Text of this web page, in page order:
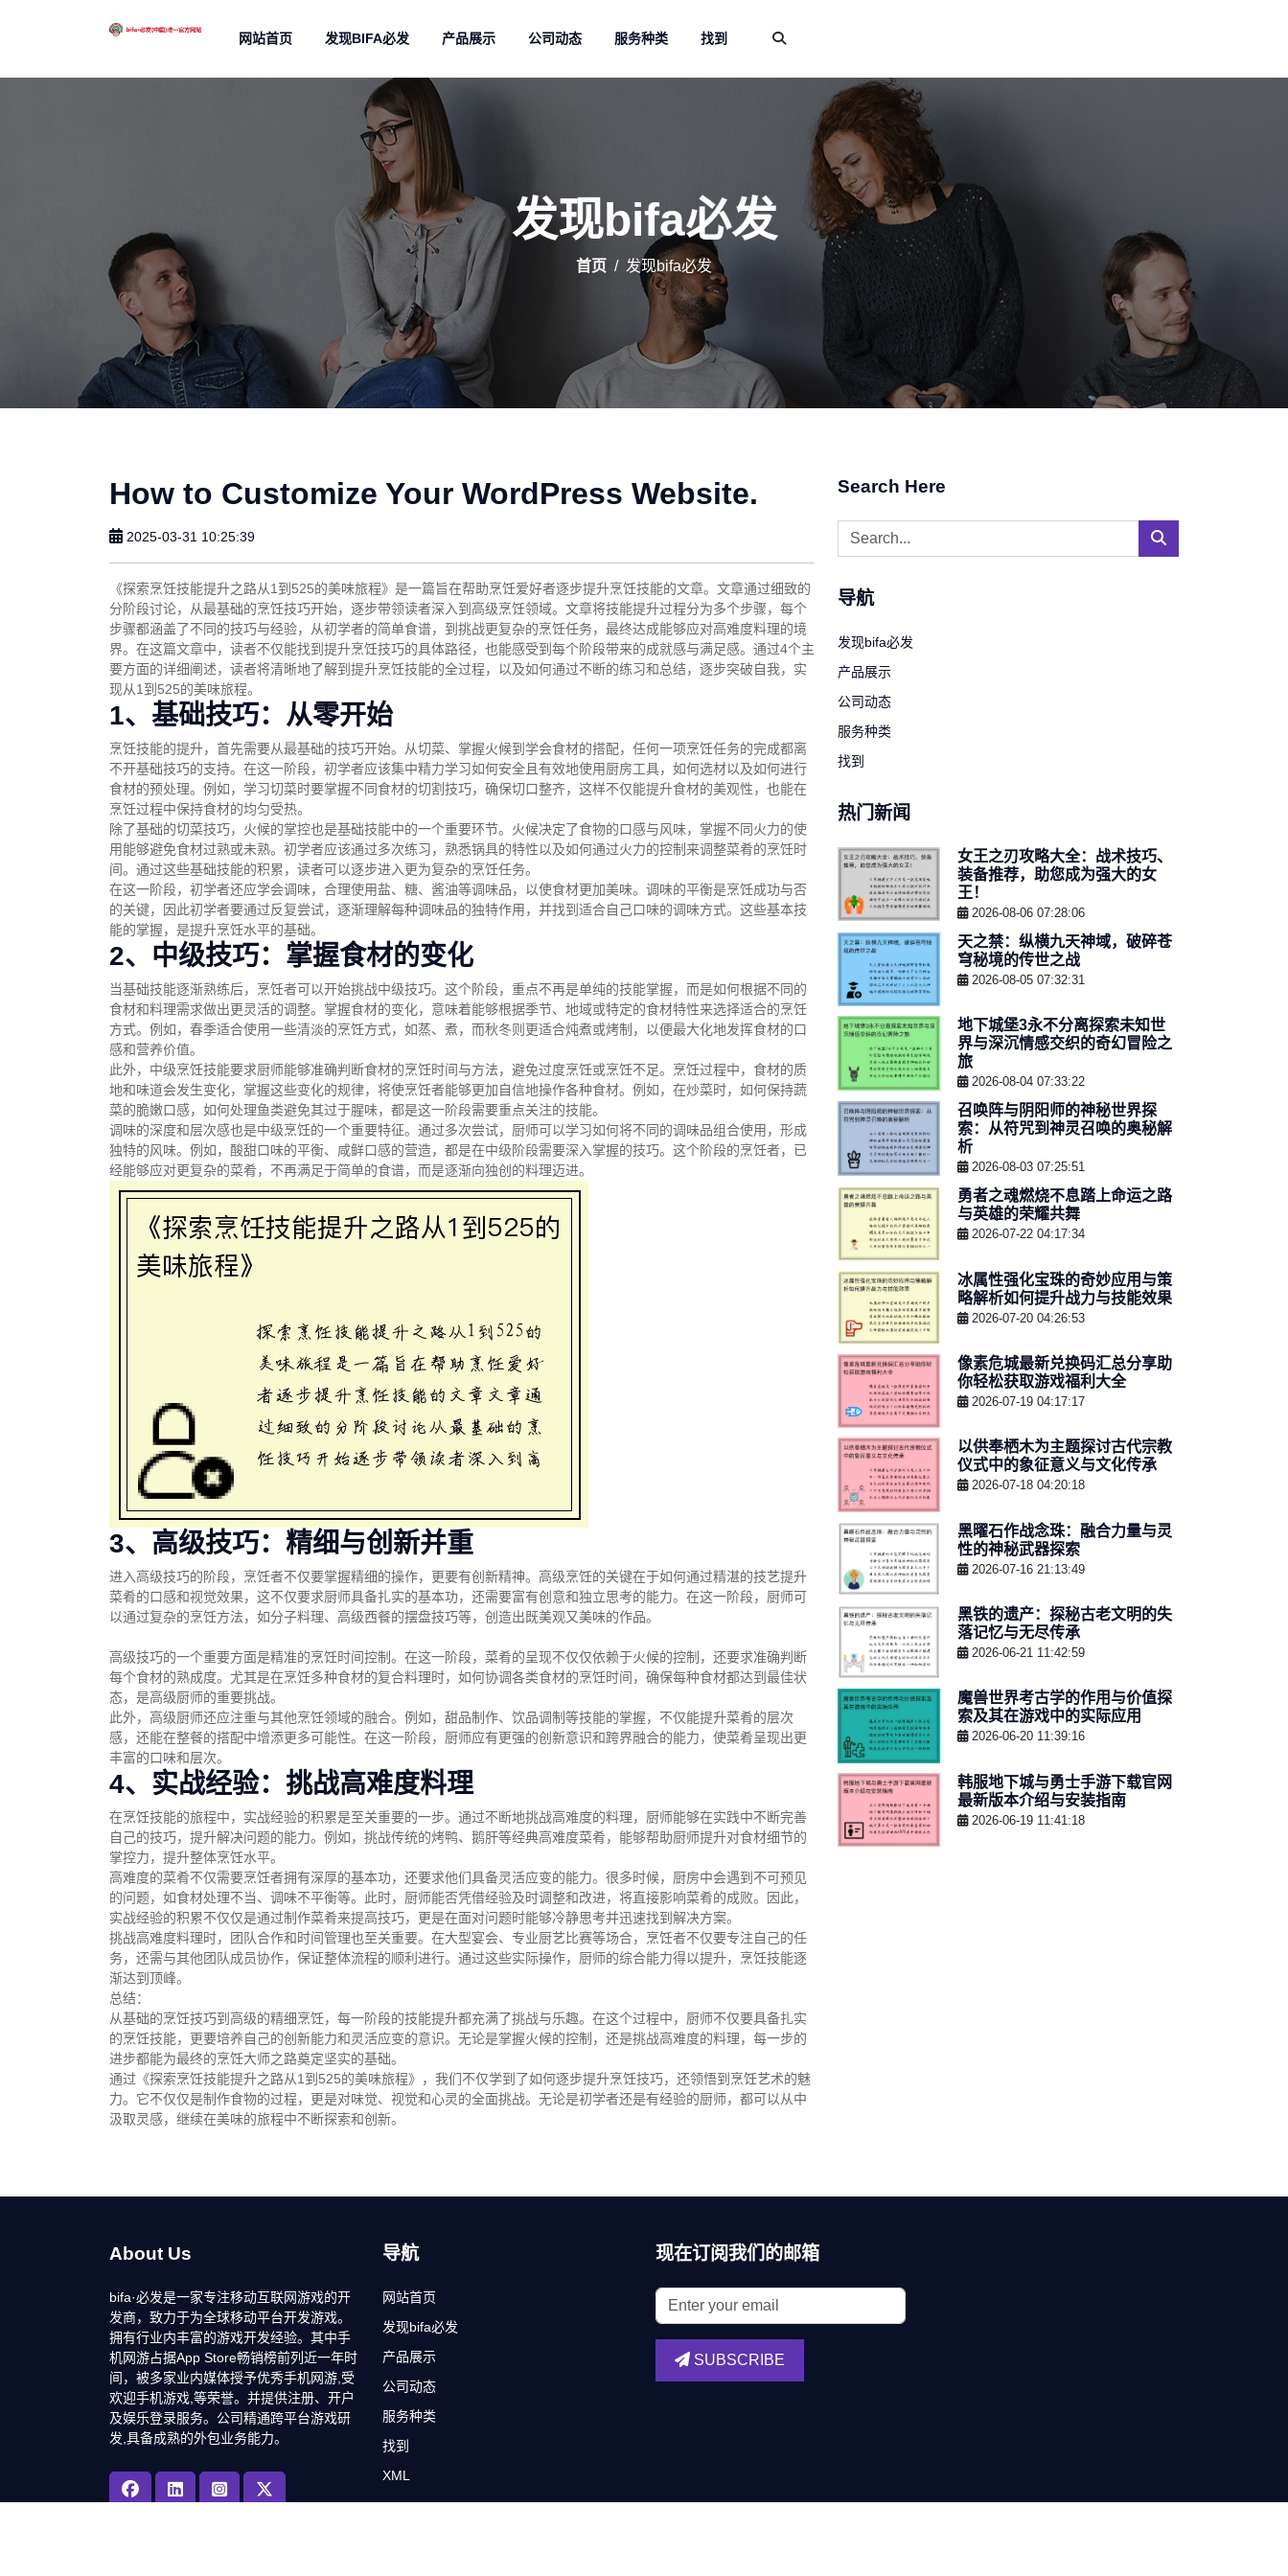
网站首页 发现BIFA必发 产品展示 公司动态 服务种类 找到
发现bifa必发
首页 发现bifa必发
How to Customize Your WordPress Website.
2025-03-31 10:25:39
《探索烹饪技能提升之路从1到525的美味旅程》是一篇旨在帮助烹饪爱好者逐步提升烹饪技能的文章。文章通过细致的
分阶段讨论，从最基础的烹饪技巧开始，逐步带领读者深入到高级烹饪领域。文章将技能提升过程分为多个步骤，每个
步骤都涵盖了不同的技巧与经验，从初学者的简单食谱，到挑战更复杂的烹饪任务，最终达成能够应对高难度料理的境
界。在这篇文章中，读者不仅能找到提升烹饪技巧的具体路径，也能感受到每个阶段带来的成就感与满足感。通过4个主
要方面的详细阐述，读者将清晰地了解到提升烹饪技能的全过程，以及如何通过不断的练习和总结，逐步突破自我，实
现从1到525的美味旅程。
1、基础技巧：从零开始
烹饪技能的提升，首先需要从最基础的技巧开始。从切菜、掌握火候到学会食材的搭配，任何一项烹饪任务的完成都离
不开基础技巧的支持。在这一阶段，初学者应该集中精力学习如何安全且有效地使用厨房工具，如何选材以及如何进行
食材的预处理。例如，学习切菜时要掌握不同食材的切割技巧，确保切口整齐，这样不仅能提升食材的美观性，也能在
烹饪过程中保持食材的均匀受热。
除了基础的切菜技巧，火候的掌控也是基础技能中的一个重要环节。火候决定了食物的口感与风味，掌握不同火力的使
用能够避免食材过熟或未熟。初学者应该通过多次练习，熟悉锅具的特性以及如何通过火力的控制来调整菜肴的烹饪时
间。通过这些基础技能的积累，读者可以逐步进入更为复杂的烹饪任务。
在这一阶段，初学者还应学会调味，合理使用盐、糖、酱油等调味品，以使食材更加美味。调味的平衡是烹饪成功与否
的关键，因此初学者要通过反复尝试，逐渐理解每种调味品的独特作用，并找到适合自己口味的调味方式。这些基本技
能的掌握，是提升烹饪水平的基础。
2、中级技巧：掌握食材的变化
当基础技能逐渐熟练后，烹饪者可以开始挑战中级技巧。这个阶段，重点不再是单纯的技能掌握，而是如何根据不同的
食材和料理需求做出更灵活的调整。掌握食材的变化，意味着能够根据季节、地域或特定的食材特性来选择适合的烹饪
方式。例如，春季适合使用一些清淡的烹饪方式，如蒸、煮，而秋冬则更适合炖煮或烤制，以便最大化地发挥食材的口
感和营养价值。
此外，中级烹饪技能要求厨师能够准确判断食材的烹饪时间与方法，避免过度烹饪或烹饪不足。烹饪过程中，食材的质
地和味道会发生变化，掌握这些变化的规律，将使烹饪者能够更加自信地操作各种食材。例如，在炒菜时，如何保持蔬
菜的脆嫩口感，如何处理鱼类避免其过于腥味，都是这一阶段需要重点关注的技能。
调味的深度和层次感也是中级烹饪的一个重要特征。通过多次尝试，厨师可以学习如何将不同的调味品组合使用，形成
独特的风味。例如，酸甜口味的平衡、咸鲜口感的营造，都是在中级阶段需要深入掌握的技巧。这个阶段的烹饪者，已
经能够应对更复杂的菜肴，不再满足于简单的食谱，而是逐渐向独创的料理迈进。
3、高级技巧：精细与创新并重
进入高级技巧的阶段，烹饪者不仅要掌握精细的操作，更要有创新精神。高级烹饪的关键在于如何通过精湛的技艺提升
菜肴的口感和视觉效果，这不仅要求厨师具备扎实的基本功，还需要富有创意和独立思考的能力。在这一阶段，厨师可
以通过复杂的烹饪方法，如分子料理、高级西餐的摆盘技巧等，创造出既美观又美味的作品。
高级技巧的一个重要方面是精准的烹饪时间控制。在这一阶段，菜肴的呈现不仅仅依赖于火候的控制，还要求准确判断
每个食材的熟成度。尤其是在烹饪多种食材的复合料理时，如何协调各类食材的烹饪时间，确保每种食材都达到最佳状
态，是高级厨师的重要挑战。
此外，高级厨师还应注重与其他烹饪领域的融合。例如，甜品制作、饮品调制等技能的掌握，不仅能提升菜肴的层次
感，还能在整餐的搭配中增添更多可能性。在这一阶段，厨师应有更强的创新意识和跨界融合的能力，使菜肴呈现出更
丰富的口味和层次。
4、实战经验：挑战高难度料理
在烹饪技能的旅程中，实战经验的积累是至关重要的一步。通过不断地挑战高难度的料理，厨师能够在实践中不断完善
自己的技巧，提升解决问题的能力。例如，挑战传统的烤鸭、鹅肝等经典高难度菜肴，能够帮助厨师提升对食材细节的
掌控力，提升整体烹饪水平。
高难度的菜肴不仅需要烹饪者拥有深厚的基本功，还要求他们具备灵活应变的能力。很多时候，厨房中会遇到不可预见
的问题，如食材处理不当、调味不平衡等。此时，厨师能否凭借经验及时调整和改进，将直接影响菜肴的成败。因此，
实战经验的积累不仅仅是通过制作菜肴来提高技巧，更是在面对问题时能够冷静思考并迅速找到解决方案。
挑战高难度料理时，团队合作和时间管理也至关重要。在大型宴会、专业厨艺比赛等场合，烹饪者不仅要专注自己的任
务，还需与其他团队成员协作，保证整体流程的顺利进行。通过这些实际操作，厨师的综合能力得以提升，烹饪技能逐
渐达到顶峰。
总结：
从基础的烹饪技巧到高级的精细烹饪，每一阶段的技能提升都充满了挑战与乐趣。在这个过程中，厨师不仅要具备扎实
的烹饪技能，更要培养自己的创新能力和灵活应变的意识。无论是掌握火候的控制，还是挑战高难度的料理，每一步的
进步都能为最终的烹饪大师之路奠定坚实的基础。
通过《探索烹饪技能提升之路从1到525的美味旅程》，我们不仅学到了如何逐步提升烹饪技巧，还领悟到烹饪艺术的魅
力。它不仅仅是制作食物的过程，更是对味觉、视觉和心灵的全面挑战。无论是初学者还是有经验的厨师，都可以从中
汲取灵感，继续在美味的旅程中不断探索和创新。
Search Here
导航
发现bifa必发
产品展示
公司动态
服务种类
找到
热门新闻
女王之刃攻略大全：战术技巧、
装备推荐，助您成为强大的女
王！
2026-08-06 07:28:06
天之禁：纵横九天神域，破碎苍
穹秘境的传世之战
2026-08-05 07:32:31
地下城堡3永不分离探索未知世
界与深沉情感交织的奇幻冒险之
旅
2026-08-04 07:33:22
召唤阵与阴阳师的神秘世界探
索：从符咒到神灵召唤的奥秘解
析
2026-08-03 07:25:51
勇者之魂燃烧不息踏上命运之路
与英雄的荣耀共舞
2026-07-22 04:17:34
冰属性强化宝珠的奇妙应用与策
略解析如何提升战力与技能效果
2026-07-20 04:26:53
像素危城最新兑换码汇总分享助
你轻松获取游戏福利大全
2026-07-19 04:17:17
以供奉栖木为主题探讨古代宗教
仪式中的象征意义与文化传承
2026-07-18 04:20:18
黑曜石作战念珠：融合力量与灵
性的神秘武器探索
2026-07-16 21:13:49
黑铁的遗产：探秘古老文明的失
落记忆与无尽传承
2026-06-21 11:42:59
魔兽世界考古学的作用与价值探
索及其在游戏中的实际应用
2026-06-20 11:39:16
韩服地下城与勇士手游下载官网
最新版本介绍与安装指南
2026-06-19 11:41:18
About Us
bifa·必发是一家专注移动互联网游戏的开
发商，致力于为全球移动平台开发游戏。
拥有行业内丰富的游戏开发经验。其中手
机网游占据App Store畅销榜前列近一年时
间，被多家业内媒体授予优秀手机网游,受
欢迎手机游戏,等荣誉。并提供注册、开户
及娱乐登录服务。公司精通跨平台游戏研
发,具备成熟的外包业务能力。
导航
网站首页
发现bifa必发
产品展示
公司动态
服务种类
找到
XML
现在订阅我们的邮箱
SUBSCRIBE